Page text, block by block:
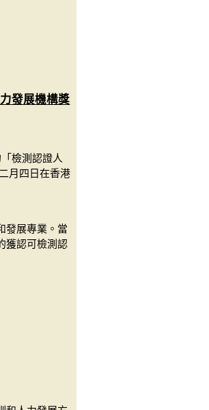
發展機構獎
檢測認證人
月四日在香港
發展專業。當
獲認可檢測認